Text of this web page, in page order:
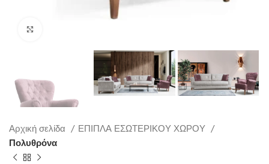
Αρχική σελίδα
ΕΠΙΠΛΑ ΕΣΩΤΕΡΙΚΟΥ ΧΩΡΟΥ
Πολυθρόνα